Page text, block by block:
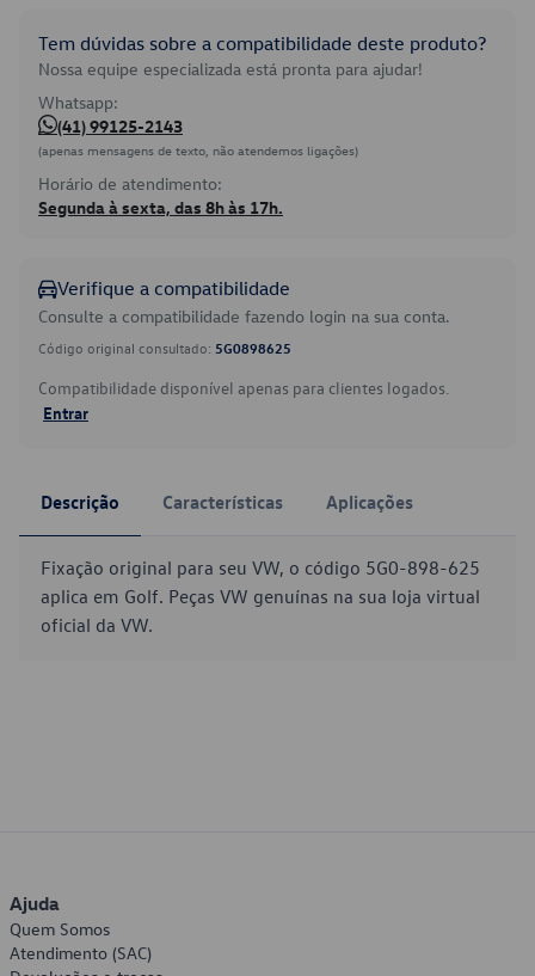
Tem dúvidas sobre a compatibilidade deste produto?
Nossa equipe especializada está pronta para ajudar!
Whatsapp:
(41) 99125-2143
(apenas mensagens de texto, não atendemos ligações)
Horário de atendimento:
Segunda à sexta, das 8h às 17h.
Verifique a compatibilidade
Consulte a compatibilidade fazendo login na sua conta.
Código original consultado: 5G0898625
Compatibilidade disponível apenas para clientes logados.
Entrar
Descrição Características Aplicações
Fixação original para seu VW, o código 5G0-898-625
aplica em Golf. Peças VW genuínas na sua loja virtual
oficial da VW.
Ajuda
Quem Somos
Atendimento (SAC)